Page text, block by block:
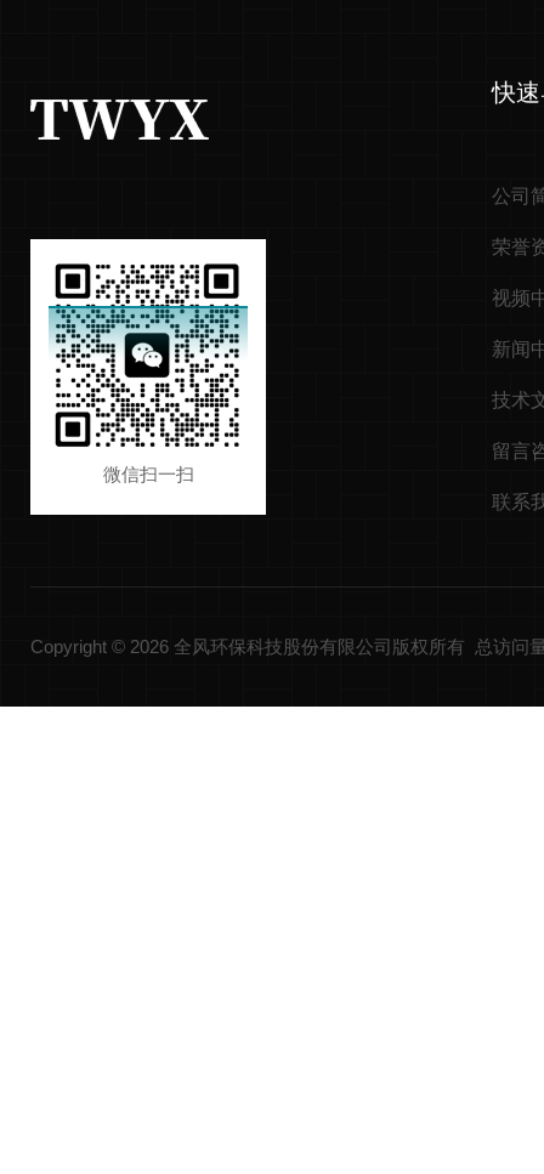
微信扫一扫
快
公司
荣誉
视频
新闻
技术
留言
联系
Copyright © 2026 全风环保科技股份有限公司版权所有 总访问